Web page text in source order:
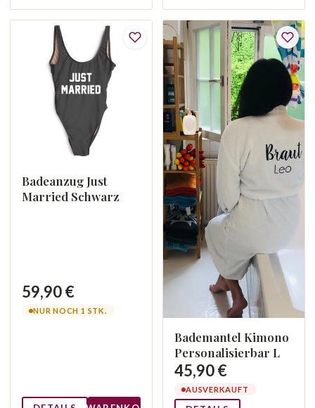
Badeanzug Just
Married Schwarz
59,90 €
NUR NOCH 1 STK.
Bademantel Kimono
Personalisierbar L
45,90 €
AUSVERKAUFT